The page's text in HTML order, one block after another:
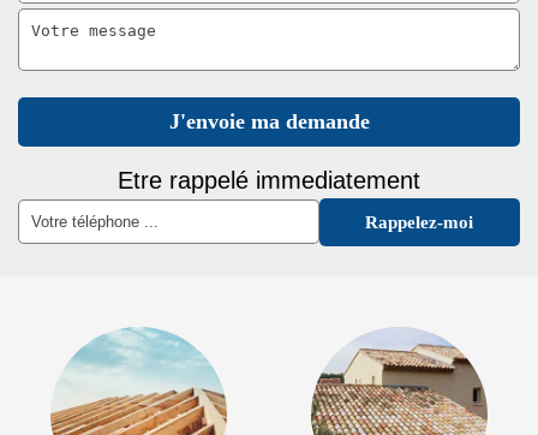
Etre rappelé immediatement